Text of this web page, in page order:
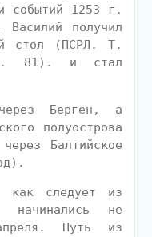
событий 1253 г.
получил
стол (ПСРЛ. Т.
81). и стал
Берген, а
полуострова
Балтийское
как следует из
начинались не
Путь из